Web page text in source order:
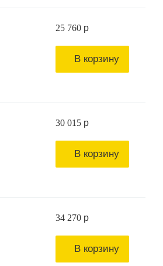
25 760 p
В корзину
30 015 p
В корзину
34 270 p
В корзину